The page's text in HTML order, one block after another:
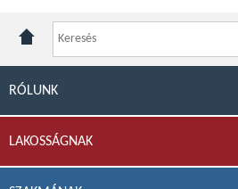
RÓLUNK
LAKOSSÁGNAK